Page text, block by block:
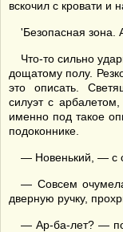
вскочил с кровати и
'Безопасная зона.
Что-то сильно
дощатому полу.
это описать.
силуэт с
именно под такое
подоконнике.
— Новенький, — с
— Совсем
дверную ручку,
— Ар-ба-лет? — по